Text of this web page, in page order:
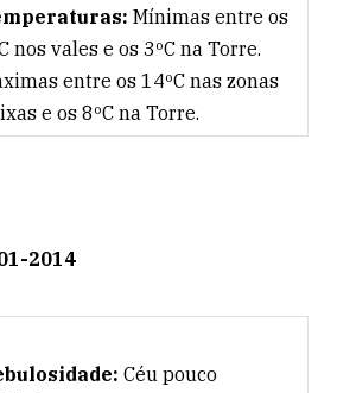
Mínimas entre os
nos vales e os 3ºC na Torre.
entre os 14ºC nas zonas
e os 8ºC na Torre.
2014
Céu pouco